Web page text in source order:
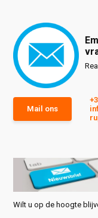
Mail ons
Wilt u op de hoogte